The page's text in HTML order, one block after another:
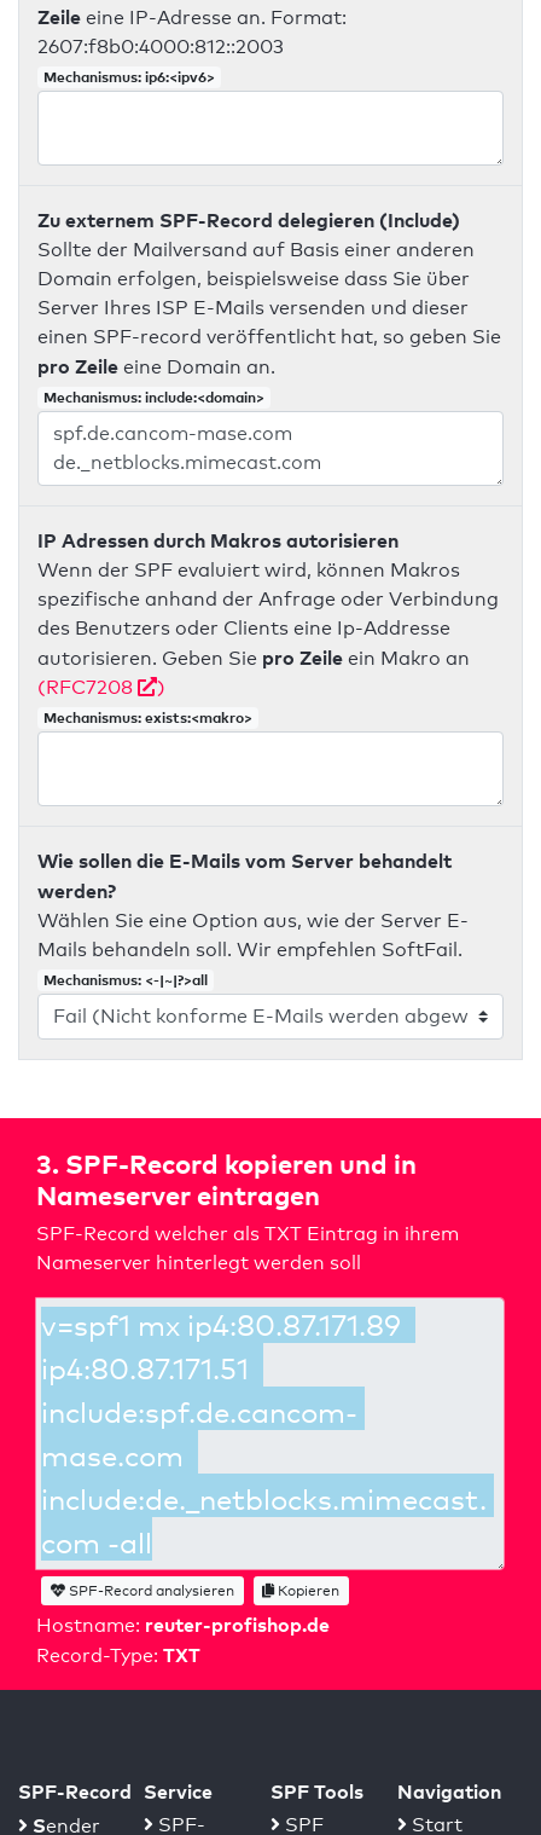
Zeile eine IP-Adresse an. Format:
2607:f8b0:4000:812::2003
Mechanismus: ip6:<ipv6>
Zu externem SPF-Record delegieren (Include)
Sollte der Mailversand auf Basis einer anderen
Domain erfolgen, beispielsweise dass Sie über
Server Ihres ISP E-Mails versenden und dieser
einen SPF-record veröffentlicht hat, so geben Sie
pro Zeile eine Domain an.
Mechanismus: include:<domain>
IP Adressen durch Makros autorisieren
Wenn der SPF evaluiert wird, können Makros
spezifische anhand der Anfrage oder Verbindung
des Benutzers oder Clients eine Ip-Addresse
autorisieren. Geben Sie pro Zeile ein Makro an
(RFC7208
)
Mechanismus: exists:<makro>
Wie sollen die E-Mails vom Server behandelt
werden?
Wählen Sie eine Option aus, wie der Server E-
Mails behandeln soll. Wir empfehlen SoftFail.
Mechanismus: <-|~|?>all
3. SPF-Record kopieren und in
Nameserver eintragen
SPF-Record welcher als TXT Eintrag in ihrem
Nameserver hinterlegt werden soll
Hostname: reuter-profishop.de
Record-Type: TXT
SPF-Record analysieren Kopieren
SPF-Record
Sender
Service
SPF-
SPF Tools
SPF
Navigation
Start